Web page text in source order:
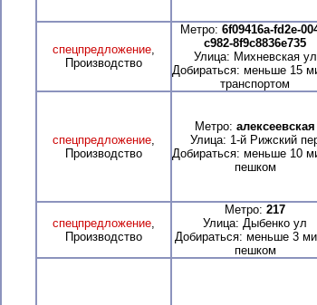
спецпредложение,
Производство
Метро: 6f09416a-fd2e-
c982-8f9c8836e735
Улица: Михневская ул
Добираться: меньше 15
транспортом
спецпредложение,
Производство
Метро: алексеевская
Улица: 1-й Рижский
Добираться: меньше 10
пешком
спецпредложение,
Производство
Метро: 217
Улица: Дыбенко ул
Добираться: меньше 3
пешком